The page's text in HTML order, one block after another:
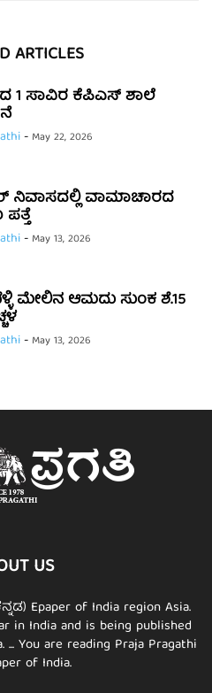
ARTICLES
1 ಸಾವಿರ ಕೆಪಿಎಸ್ ಶಾಲೆ
- May 22, 2026
ನಿವಾಸದಲ್ಲಿ ವಾಮಾಚಾರದ
ಪತ್ತೆ
- May 13, 2026
ಮೇಲಿನ ಆಮದು ಸುಂಕ ಶೆ.15
- May 13, 2026
US
Epaper of India region Asia.
in India and is being published
You are reading Praja Pragathi
of India.